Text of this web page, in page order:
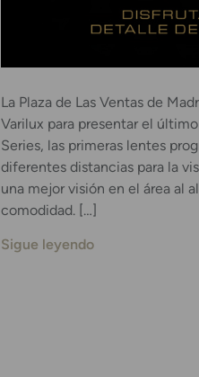
La Plaza de Las Ventas de
Varilux para presentar el
Series, las primeras lentes
diferentes distancias para la
una mejor visión en el área al
comodidad. […]
Sigue leyendo